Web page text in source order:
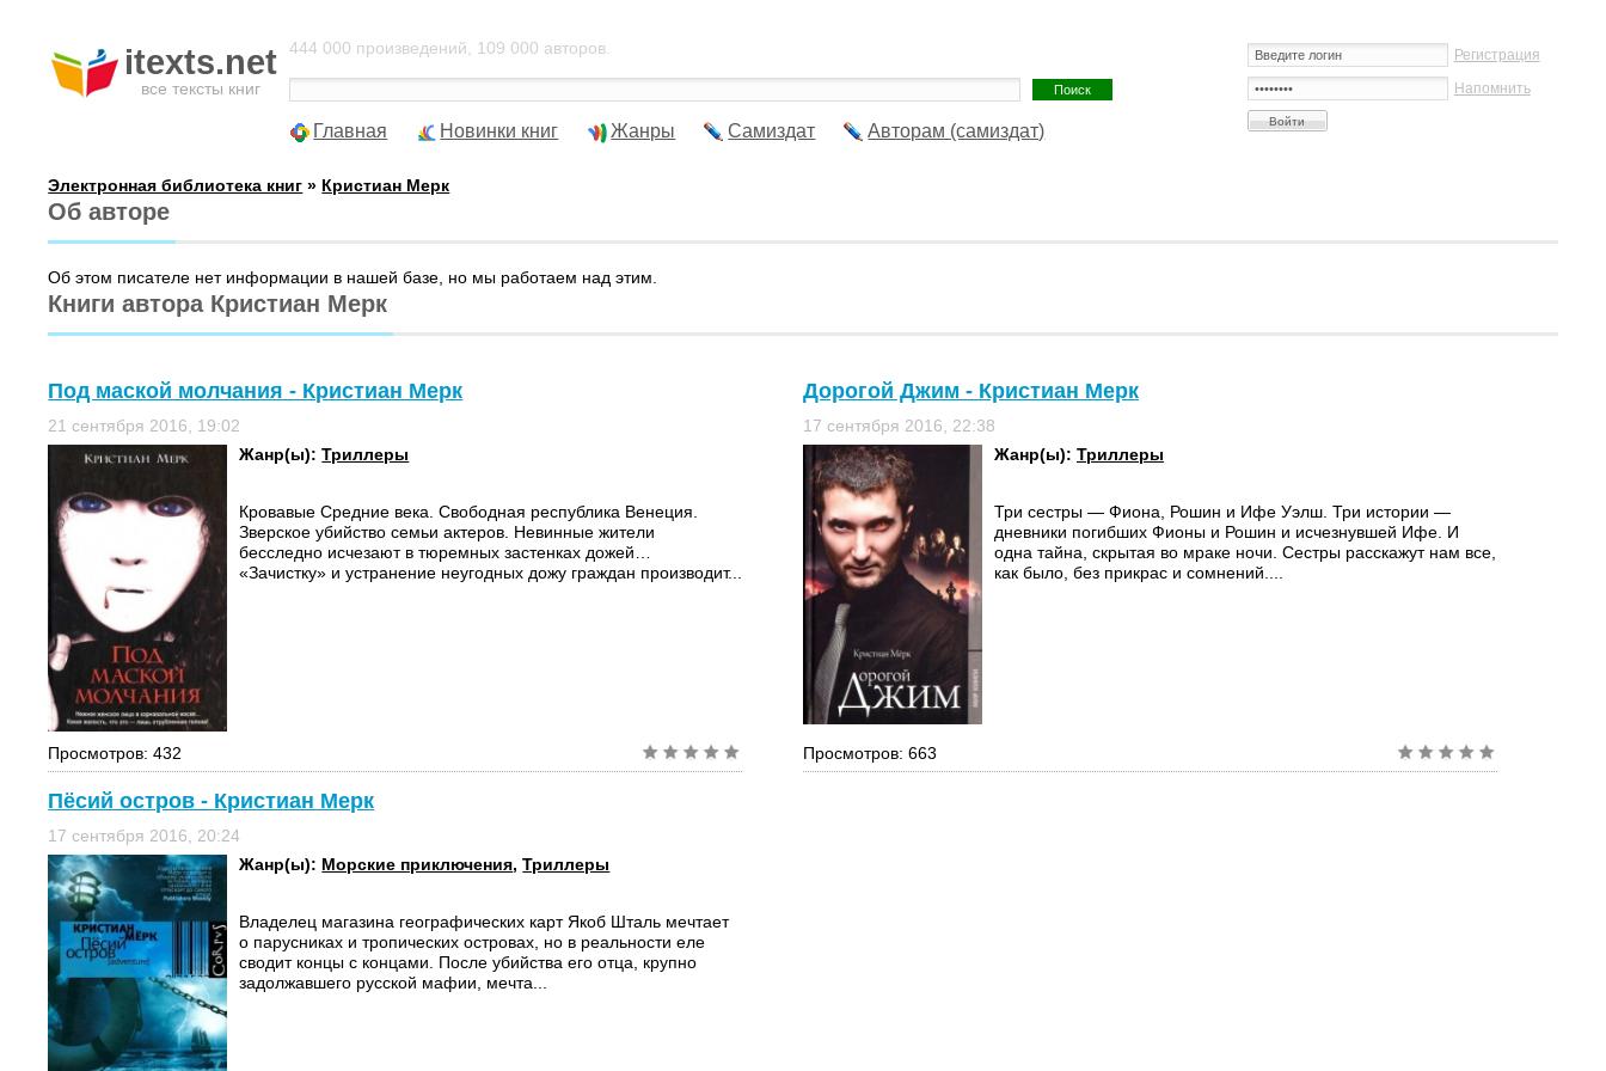
itexts.net
все тексты книг
Регистрация
Напомнить
444 000 произведений, 109 000 авторов.
Главная Новинки книг Жанры Самиздат Авторам (самиздат)
Электронная библиотека книг » Кристиан Мерк
Об авторе
Об этом писателе нет информации в нашей базе, но мы работаем над этим.
Книги автора Кристиан Мерк
Под маской молчания - Кристиан Мерк
21 сентября 2016, 19:02
Жанр(ы):Триллеры
Кровавые Средние века. Свободная республика Венеция.
Зверское убийство семьи актеров. Невинные жители
бесследно исчезают в тюремных застенках дожей…
«Зачистку» и устранение неугодных дожу граждан производит...
Просмотров: 432
Дорогой Джим - Кристиан Мерк
17 сентября 2016, 22:38
Жанр(ы): Триллеры
Три сестры — Фиона, Рошин и Ифе Уэлш. Три истории —
дневники погибших Фионы и Рошин и исчезнувшей Ифе. И
одна тайна, скрытая во мраке ночи. Сестры расскажут нам все,
как было, без прикрас и сомнений....
Просмотров: 663
Пёсий остров - Кристиан Мерк
17 сентября 2016, 20:24
Жанр(ы): Морские приключения,Триллеры
Владелец магазина географических карт Якоб Шталь мечтает
о парусниках и тропических островах, но в реальности еле
сводит концы с концами. После убийства его отца, крупно
задолжавшего русской мафии, мечта...